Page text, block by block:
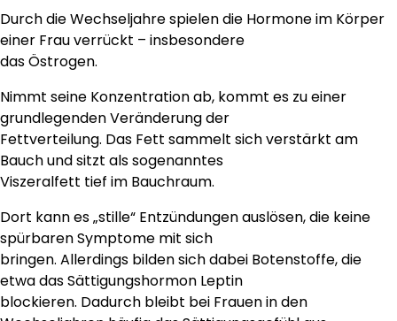
Durch die Wechseljahre spielen die Hormone im Körper
einer Frau verrückt – insbesondere
das Östrogen.
Nimmt seine Konzentration ab, kommt es zu einer
grundlegenden Veränderung der
Fettverteilung. Das Fett sammelt sich verstärkt am
Bauch und sitzt als sogenanntes
Viszeralfett tief im Bauchraum.
Dort kann es „stille“ Entzündungen auslösen, die keine
spürbaren Symptome mit sich
bringen. Allerdings bilden sich dabei Botenstoffe, die
etwa das Sättigungshormon Leptin
blockieren. Dadurch bleibt bei Frauen in den